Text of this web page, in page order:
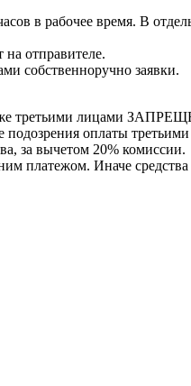
в рабочее время. В
отправителе.
собственноручно заявки.
третьими лицами
подозрения оплаты
за вычетом 20% комиссии.
платежом. Иначе